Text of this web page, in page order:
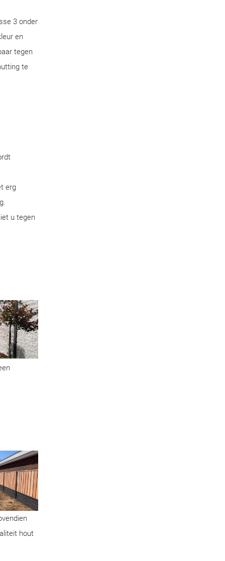
3 onder
en
tegen
te
erg
u tegen
hout